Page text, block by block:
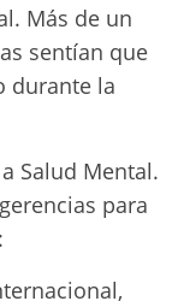
Más de un
sentían que
durante la
Salud Mental.
para